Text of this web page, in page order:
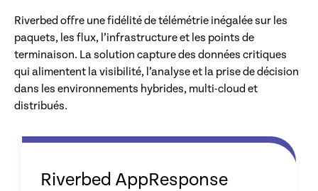
Riverbed offre une fidélité de télémétrie inégalée sur les
paquets, les flux, l’infrastructure et les points de
terminaison. La solution capture des données critiques
qui alimentent la visibilité, l’analyse et la prise de décision
dans les environnements hybrides, multi-cloud et
distribués.
Riverbed AppResponse